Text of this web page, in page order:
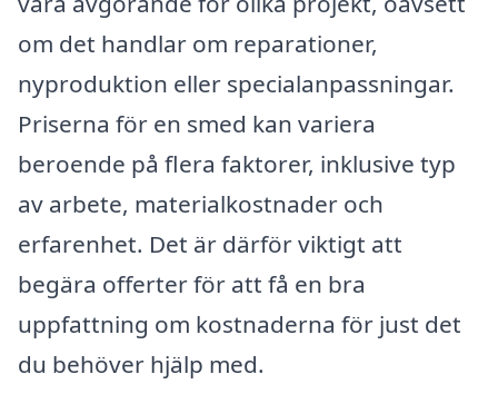
om det handlar om reparationer,
nyproduktion eller specialanpassningar.
Priserna för en smed kan variera
beroende på flera faktorer, inklusive typ
av arbete, materialkostnader och
erfarenhet. Det är därför viktigt att
begära offerter för att få en bra
uppfattning om kostnaderna för just det
du behöver hjälp med.